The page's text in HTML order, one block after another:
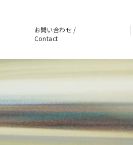
お問い合わせ /
Contact